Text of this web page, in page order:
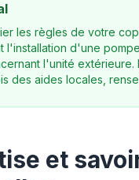
et
les règles de votre
l'installation d'une
l'unité extérieure.
des aides locales,